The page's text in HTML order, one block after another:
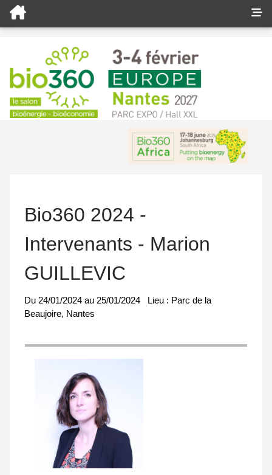
Bio360 2024 -
Intervenants - Marion
GUILLEVIC
Du 24/01/2024 au 25/01/2024 Lieu : Parc de la
Beaujoire, Nantes